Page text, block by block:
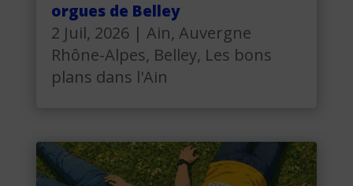
orgues de Belley
2 Juil, 2026| Ain, Auvergne
Rhône-Alpes, Belley, Les bons
plans dans l'Ain